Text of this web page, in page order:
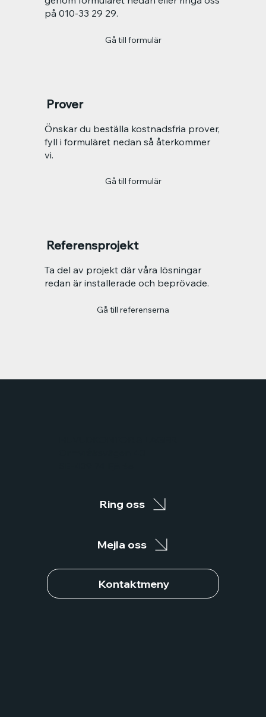
på 010-33 29 29.
Gå till formulär
Prover
Önskar du beställa kostnadsfria prover,
fyll i formuläret nedan så återkommer
vi.
Gå till formulär
Referensprojekt
Ta del av projekt där våra lösningar
redan är installerade och beprövade.
Gå till referenserna
Ring oss
Mejla oss
Kontaktmeny